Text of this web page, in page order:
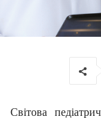
Світова